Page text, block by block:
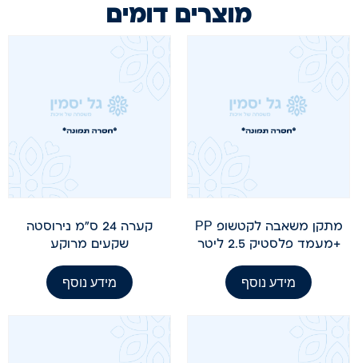
מוצרים דומים
מתקן משאבה לקטשופ PP
+מעמד פלסטיק 2.5 ליטר
מידע נוסף
קערה 24 ס"מ נירוסטה
שקעים מרוקע
מידע נוסף